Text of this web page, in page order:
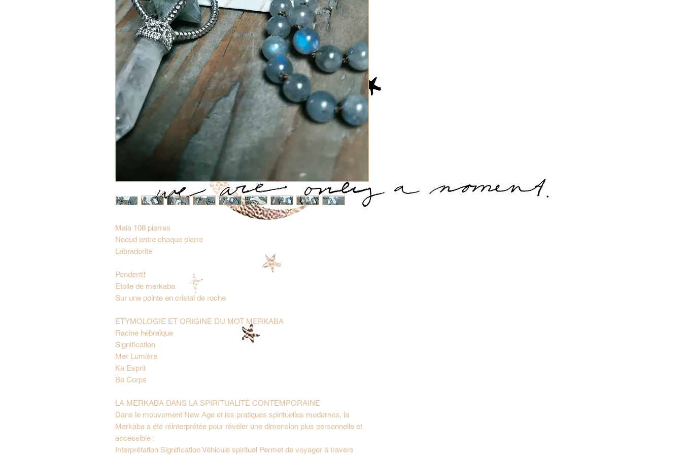
Mala 108 pierres
Noeud entre chaque pierre
Labradorite
Pendentif
Etoile de merkaba
Sur une pointe en cristal de roche
ÉTYMOLOGIE ET ORIGINE DU MOT MERKABA
Racine hébraïque
Signification
Mer Lumière
Ka Esprit
Ba Corps
LA MERKABA DANS LA SPIRITUALITÉ CONTEMPORAINE
Dans le mouvement New Age et les pratiques spirituelles modernes, la
Merkaba a été réinterprétée pour révéler une dimension plus personnelle et
accessible :
Interprétation Signification Véhicule spirituel Permet de voyager à travers